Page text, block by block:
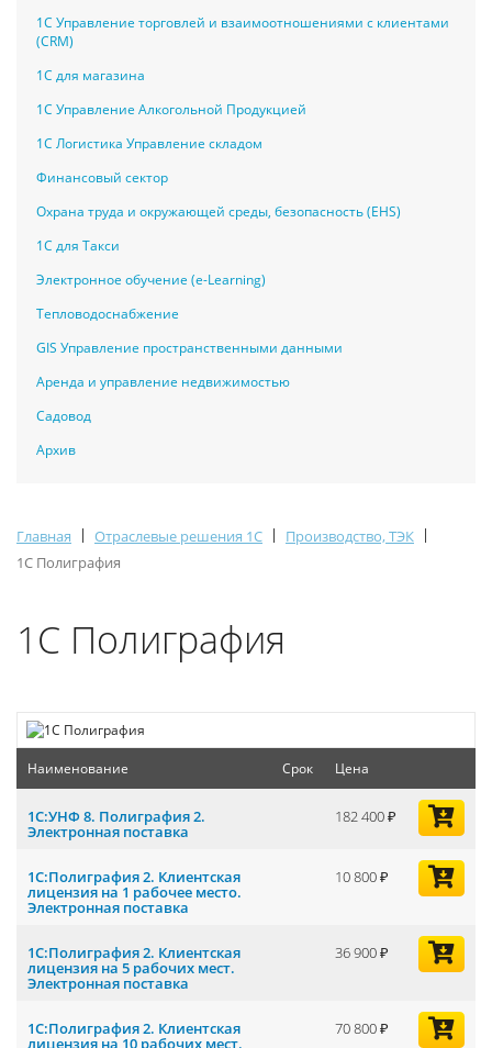
1С Управление торговлей и взаимоотношениями с клиентами
(CRM)
1С для магазина
1С Управление Алкогольной Продукцией
1С Логистика Управление складом
Финансовый сектор
Охрана труда и окружающей среды, безопасность (EHS)
1С для Такси
Электронное обучение (e-Learning)
Тепловодоснабжение
GIS Управление пространственными данными
Аренда и управление недвижимостью
Садовод
Архив
Главная | Отраслевые решения 1С | Производство, ТЭК |
1С Полиграфия
1С Полиграфия
Наименование Срок Цена
1С:УНФ 8. Полиграфия 2.
Электронная поставка
182 400
1С:Полиграфия 2. Клиентская
лицензия на 1 рабочее место.
Электронная поставка
10 800
1С:Полиграфия 2. Клиентская
лицензия на 5 рабочих мест.
Электронная поставка
36 900
1С:Полиграфия 2. Клиентская
лицензия на 10 рабочих мест.
70 800